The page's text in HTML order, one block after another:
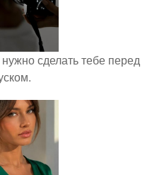
сделать тебе перед